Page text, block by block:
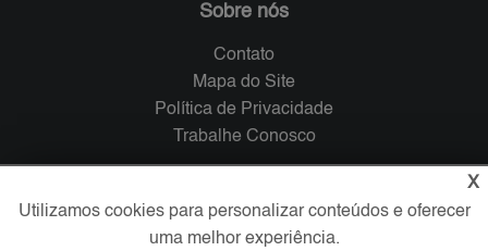
Sobre nós
Contato
Mapa do Site
Política de Privacidade
Trabalhe Conosco
X
Utilizamos cookies para personalizar conteúdos e oferecer
uma melhor experiência.